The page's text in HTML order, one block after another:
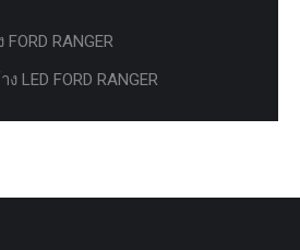
RANGER
LED FORD RANGER